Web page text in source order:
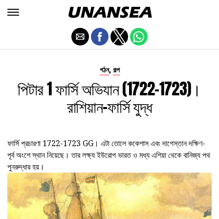
গঠন, গল্প
পিটার 1 ফার্সি অভিযান (1722-1723)।
রাশিয়ান-ফার্সি যুদ্ধ
ফার্সি প্রচারণা 1722-1723 GG। এটা তোলে ককেশাস এবং দাগেস্তান দক্ষিণ-
পূর্ব অংশে স্থান নিয়েছে। তার লক্ষ্য ইউরোপ ভারত ও মধ্য এশিয়া থেকে বানিজ্য পথ
পুনরুদ্ধার হয়।